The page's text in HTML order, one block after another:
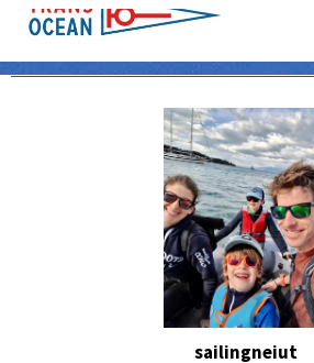
sailingneiut